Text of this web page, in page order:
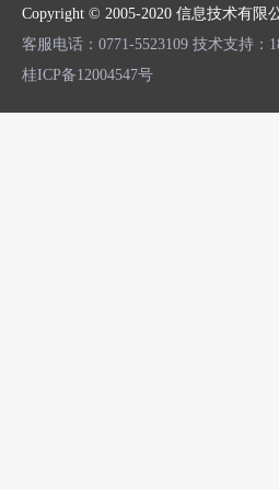
Copyright © 2005-2020 信息技术有限
客服电话：0771-5523109 技术支持：
桂ICP备12004547号